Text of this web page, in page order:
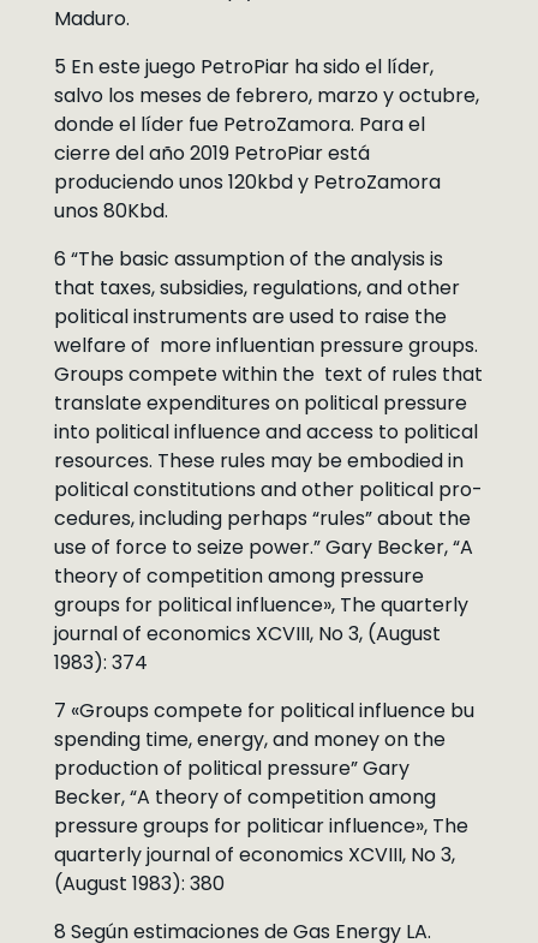
Maduro.
5 En este juego PetroPiar ha sido el líder,
salvo los meses de febrero, marzo y octubre,
donde el líder fue PetroZamora. Para el
cierre del año 2019 PetroPiar está
produciendo unos 120kbd y PetroZamora
unos 80Kbd.
6 “The basic assumption of the analysis is
that taxes, subsidies, regulations, and other
political instruments are used to raise the
welfare of more influentian pressure groups.
Groups compete within the text of rules that
translate expenditures on political pressure
into political influence and access to political
resources. These rules may be embodied in
political constitutions and other political pro-
cedures, including perhaps “rules” about the
use of force to seize power.” Gary Becker, “A
theory of competition among pressure
groups for political influence», The quarterly
journal of economics XCVIII, No 3, (August
1983): 374
7 «Groups compete for political influence bu
spending time, energy, and money on the
production of political pressure” Gary
Becker, “A theory of competition among
pressure groups for politicar influence», The
quarterly journal of economics XCVIII, No 3,
(August 1983): 380
8 Según estimaciones de Gas Energy LA.